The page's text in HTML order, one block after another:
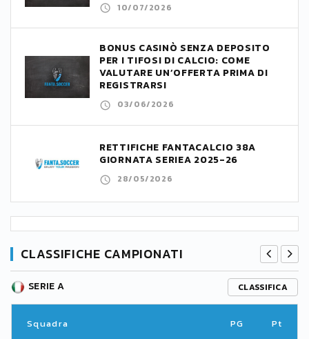
10/07/2026
BONUS CASINÒ SENZA DEPOSITO
PER I TIFOSI DI CALCIO: COME
VALUTARE UN’OFFERTA PRIMA DI
REGISTRARSI
03/06/2026
RETTIFICHE FANTACALCIO 38A
GIORNATA SERIEA 2025-26
28/05/2026
CLASSIFICHE CAMPIONATI
SERIE A CLASSIFICA
Squadra PG Pt